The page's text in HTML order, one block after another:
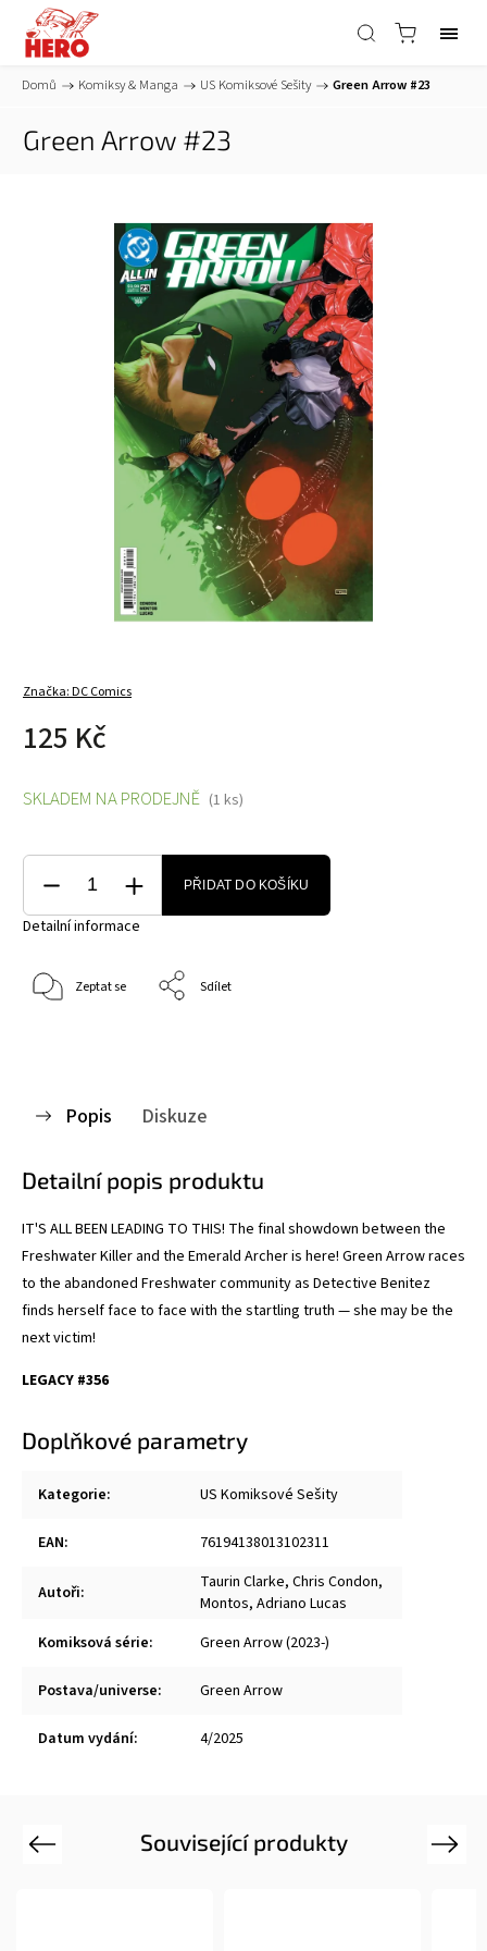
Domů / Komiksy & Manga / US Komiksové Sešity / Green Arrow #23
Green Arrow #23
Značka:DC Comics
125 Kč
SKLADEM NA PRODEJNĚ (1 ks)
PŘIDAT DO KOŠÍKU
Detailní informace
Zeptat se Sdílet
Popis Diskuze
Detailní popis produktu
IT'S ALL BEEN LEADING TO THIS! The final showdown between the
Freshwater Killer and the Emerald Archer is here! Green Arrow races
to the abandoned Freshwater community as Detective Benitez
finds herself face to face with the startling truth — she may be the
next victim!
LEGACY #356
Doplňkové parametry
Kategorie: US Komiksové Sešity
EAN: 76194138013102311
Autoři: Taurin Clarke, Chris Condon,
Montos, Adriano Lucas
Komiksová série: Green Arrow (2023-)
Postava/universe: Green Arrow
Datum vydání: 4/2025
Související produkty
Previous Next